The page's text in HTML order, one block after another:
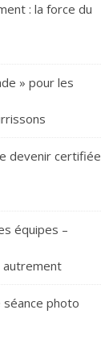
: la force du
» pour les
devenir certifiée
équipes –
autrement
photo